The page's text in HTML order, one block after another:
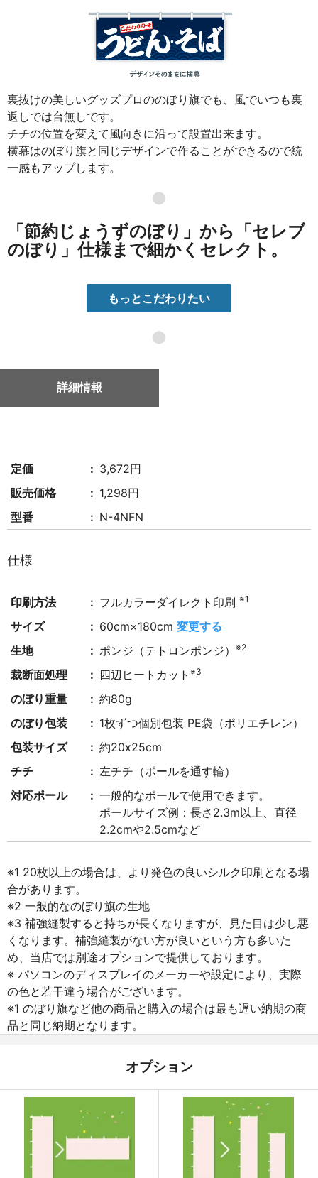
裏抜けの美しいグッズプロののぼり旗でも、風でいつも裏
返しでは台無しです。
チチの位置を変えて風向きに沿って設置出来ます。
横幕はのぼり旗と同じデザインで作ることができるので統
一感もアップします。
●
「節約じょうずのぼり」から「セレブ
のぼり」仕様まで細かくセレクト。
もっとこだわりたい
●
詳細情報
定価
3,672円
販売価格
1,298円
型番
N-4NFN
仕様
印刷方法 フルカラーダイレクト印刷※1
サイズ 60cm×180cm変更する
生地
ポンジ（テトロンポンジ）※2
裁断面処理 四辺ヒートカット※3
のぼり重量
約80g
のぼり包装
1枚ずつ個別包装 PE袋（ポリエチレン）
包装サイズ
約20x25cm
チチ
左チチ（ポールを通す輪）
対応ポール
一般的なポールで使用できます。
ポールサイズ例：長さ2.3m以上、直径
2.2cmや2.5cmなど
※1 20枚以上の場合は、より発色の良いシルク印刷となる場
合があります。
※2 一般的なのぼり旗の生地
※3 補強縫製すると持ちが長くなりますが、見た目は少し悪
くなります。補強縫製がない方が良いという方も多いた
め、当店では別途オプションで提供しております。
※ パソコンのディスプレイのメーカーや設定により、実際
の色と若干違う場合がございます。
※1 のぼり旗など他の商品と購入の場合は最も遅い納期の商
品と同じ納期となります。
オプション